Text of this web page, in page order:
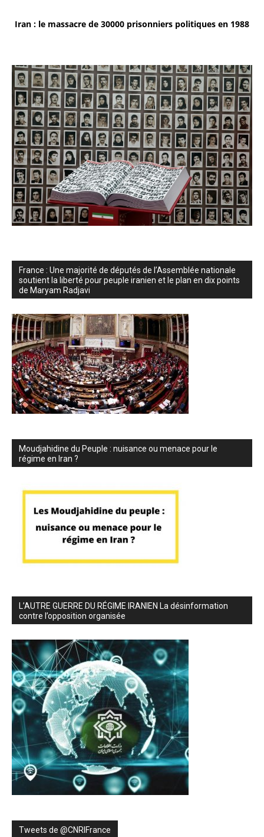
Iran : le massacre de 30000 prisonniers politiques en 1988
France : Une majorité de députés de l’Assemblée nationale
soutient la liberté pour peuple iranien et le plan en dix points
de Maryam Radjavi
Moudjahidine du Peuple : nuisance ou menace pour le
régime en Iran ?
L’AUTRE GUERRE DU RÉGIME IRANIEN La désinformation
contre l’opposition organisée
Tweets de ‎@CNRIFrance